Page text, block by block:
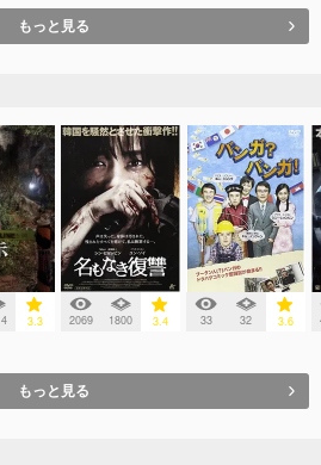
もっと見る
3.3 2069 1800 3.4 33 32 3.6
もっと見る